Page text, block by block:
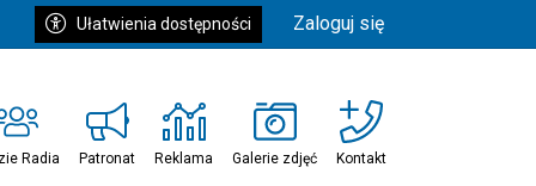
Ułatwienia dostępności Zaloguj się
Radia Patronat Reklama Galerie zdjęć Kontakt